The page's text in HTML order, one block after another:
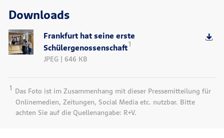
Downloads
Frankfurt hat seine erste
Schülergenossenschaft1
JPEG | 646 KB
1 Das Foto ist im Zusammenhang mit dieser Pressemitteilung für
Onlinemedien, Zeitungen, Social Media etc. nutzbar. Bitte
achten Sie auf die Quellenangabe: R+V.